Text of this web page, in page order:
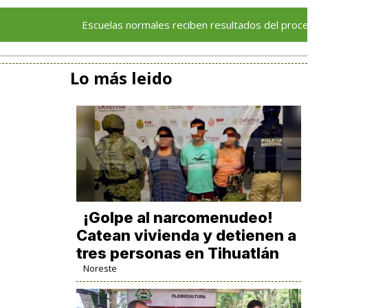
Escuelas normales reciben resultados del proceso de admisión
Lo más leido
¡Golpe al narcomenudeo!
Catean vivienda y detienen a
tres personas en Tihuatlán
Noreste